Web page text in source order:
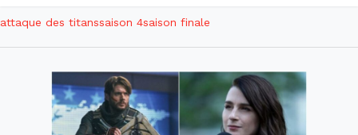
attaque des titanssaison 4saison finale